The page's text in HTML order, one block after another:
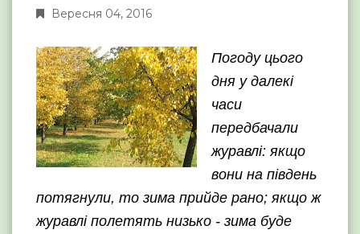
Вересня 04, 2016
Погоду цього
дня у далекі
часи
передбачали
журавлі: якщо
вони на південь
потягнули, то зима прийде рано; якщо ж
журавлі полетять низько - зима буде